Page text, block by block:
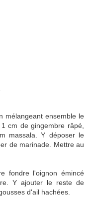
mélangeant ensemble le
cm de gingembre râpé,
massala. Y déposer le
de marinade. Mettre au
fondre l'oignon émincé
Y ajouter le reste de
d'ail hachées.